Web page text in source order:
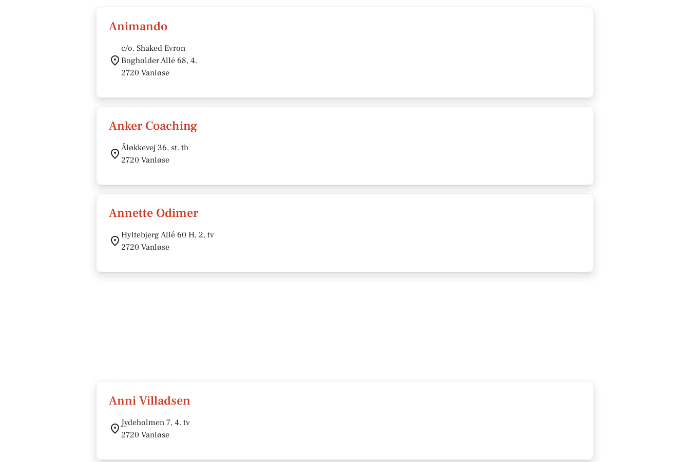
Animando
c/o. Shaked Evron
Bogholder Allé 68, 4.
2720 Vanløse
Anker Coaching
Åløkkevej 36, st. th
2720 Vanløse
Annette Odimer
Hyltebjerg Allé 60 H, 2. tv
2720 Vanløse
Anni Villadsen
Jydeholmen 7, 4. tv
2720 Vanløse